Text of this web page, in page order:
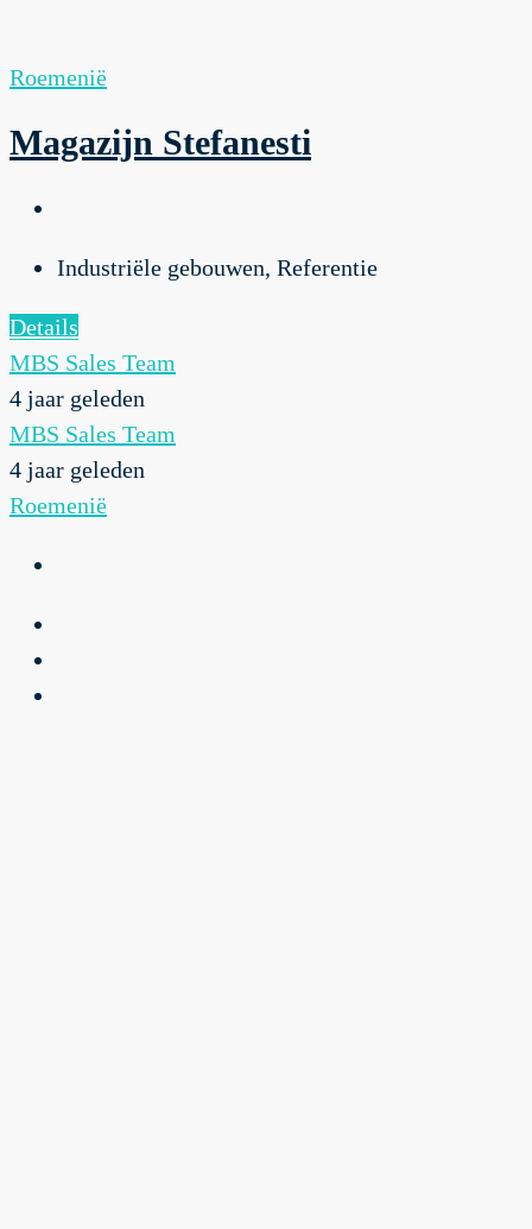
Roemenië
Magazijn Stefanesti
Industriële gebouwen, Referentie
Details
MBS Sales Team
4 jaar geleden
MBS Sales Team
4 jaar geleden
Roemenië